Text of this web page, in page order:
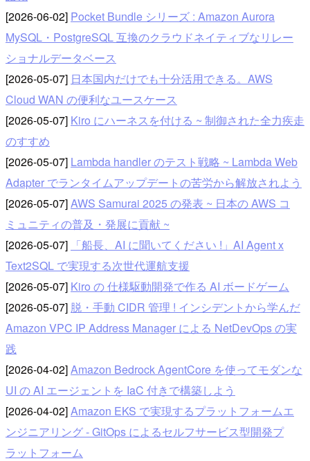
[2026-06-02] Pocket Bundle シリーズ : Amazon Aurora
MySQL・PostgreSQL 互換のクラウドネイティブなリレー
ショナルデータベース
[2026-05-07] 日本国内だけでも十分活用できる。AWS
Cloud WAN の便利なユースケース
[2026-05-07] Kiro にハーネスを付ける ~ 制御された全力疾走
のすすめ
[2026-05-07] Lambda handler のテスト戦略 ~ Lambda Web
Adapter でランタイムアップデートの苦労から解放されよう
[2026-05-07]AWS Samurai 2025 の発表 ~ 日本の AWS コ
ミュニティの普及・発展に貢献 ~
[2026-05-07] 「船長、AI に聞いてください !」AI Agent x
Text2SQL で実現する次世代運航支援
[2026-05-07] Kiro の 仕様駆動開発で作る AI ボードゲーム
[2026-05-07] 脱・手動 CIDR 管理 ! インシデントから学んだ
Amazon VPC IP Address Manager による NetDevOps の実
践
[2026-04-02]Amazon Bedrock AgentCore を使ってモダンな
UI の AI エージェントを IaC 付きで構築しよう
[2026-04-02]Amazon EKS で実現するプラットフォームエ
ンジニアリング - GitOps によるセルフサービス型開発プ
ラットフォーム